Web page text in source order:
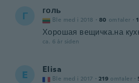
Г голь
Ble med i 2018 · 80 omtaler · 1
Хорошая вещичка.на
ca. 6 år siden
E Elisa
Ble med i 2017 · 219 omtaler ·